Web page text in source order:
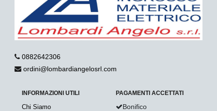
0882642306
ordini@lombardiangelosrl.com
INFORMAZIONI UTILI
Chi Siamo
PAGAMENTI ACCETTATI
Bonifico